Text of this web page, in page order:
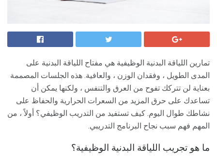
تمارين اللياقة البدنية الوظيفية هي مفتاح اللياقة البدنية على
المدى الطويل ، وفقدان الوزن ، والعافية. هذه الجلسات المصممة
بعناية لن تتركك تفوح من العرق والتنفس ، ولكنها يمكن أن
تساعدك على حرق المزيد من السعرات الحرارية والحفاظ على
نشاطك طوال اليوم. كيف تستفيد من التدريب الوظيفي؟ أولاً ، من
المهم فهم سبب نجاح البرنامج التدريبي.
ما هو تجريب اللياقة البدنية الوظيفية؟